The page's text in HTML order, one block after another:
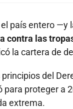
país entero —y
contra las
la cartera de
del
para proteger a
extrema.